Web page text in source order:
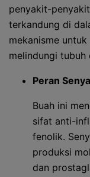
penyakit-
terkandung di
mekanisme
melindungi tubuh
Peran
Buah ini
sifat anti-
fenolik.
produksi
dan